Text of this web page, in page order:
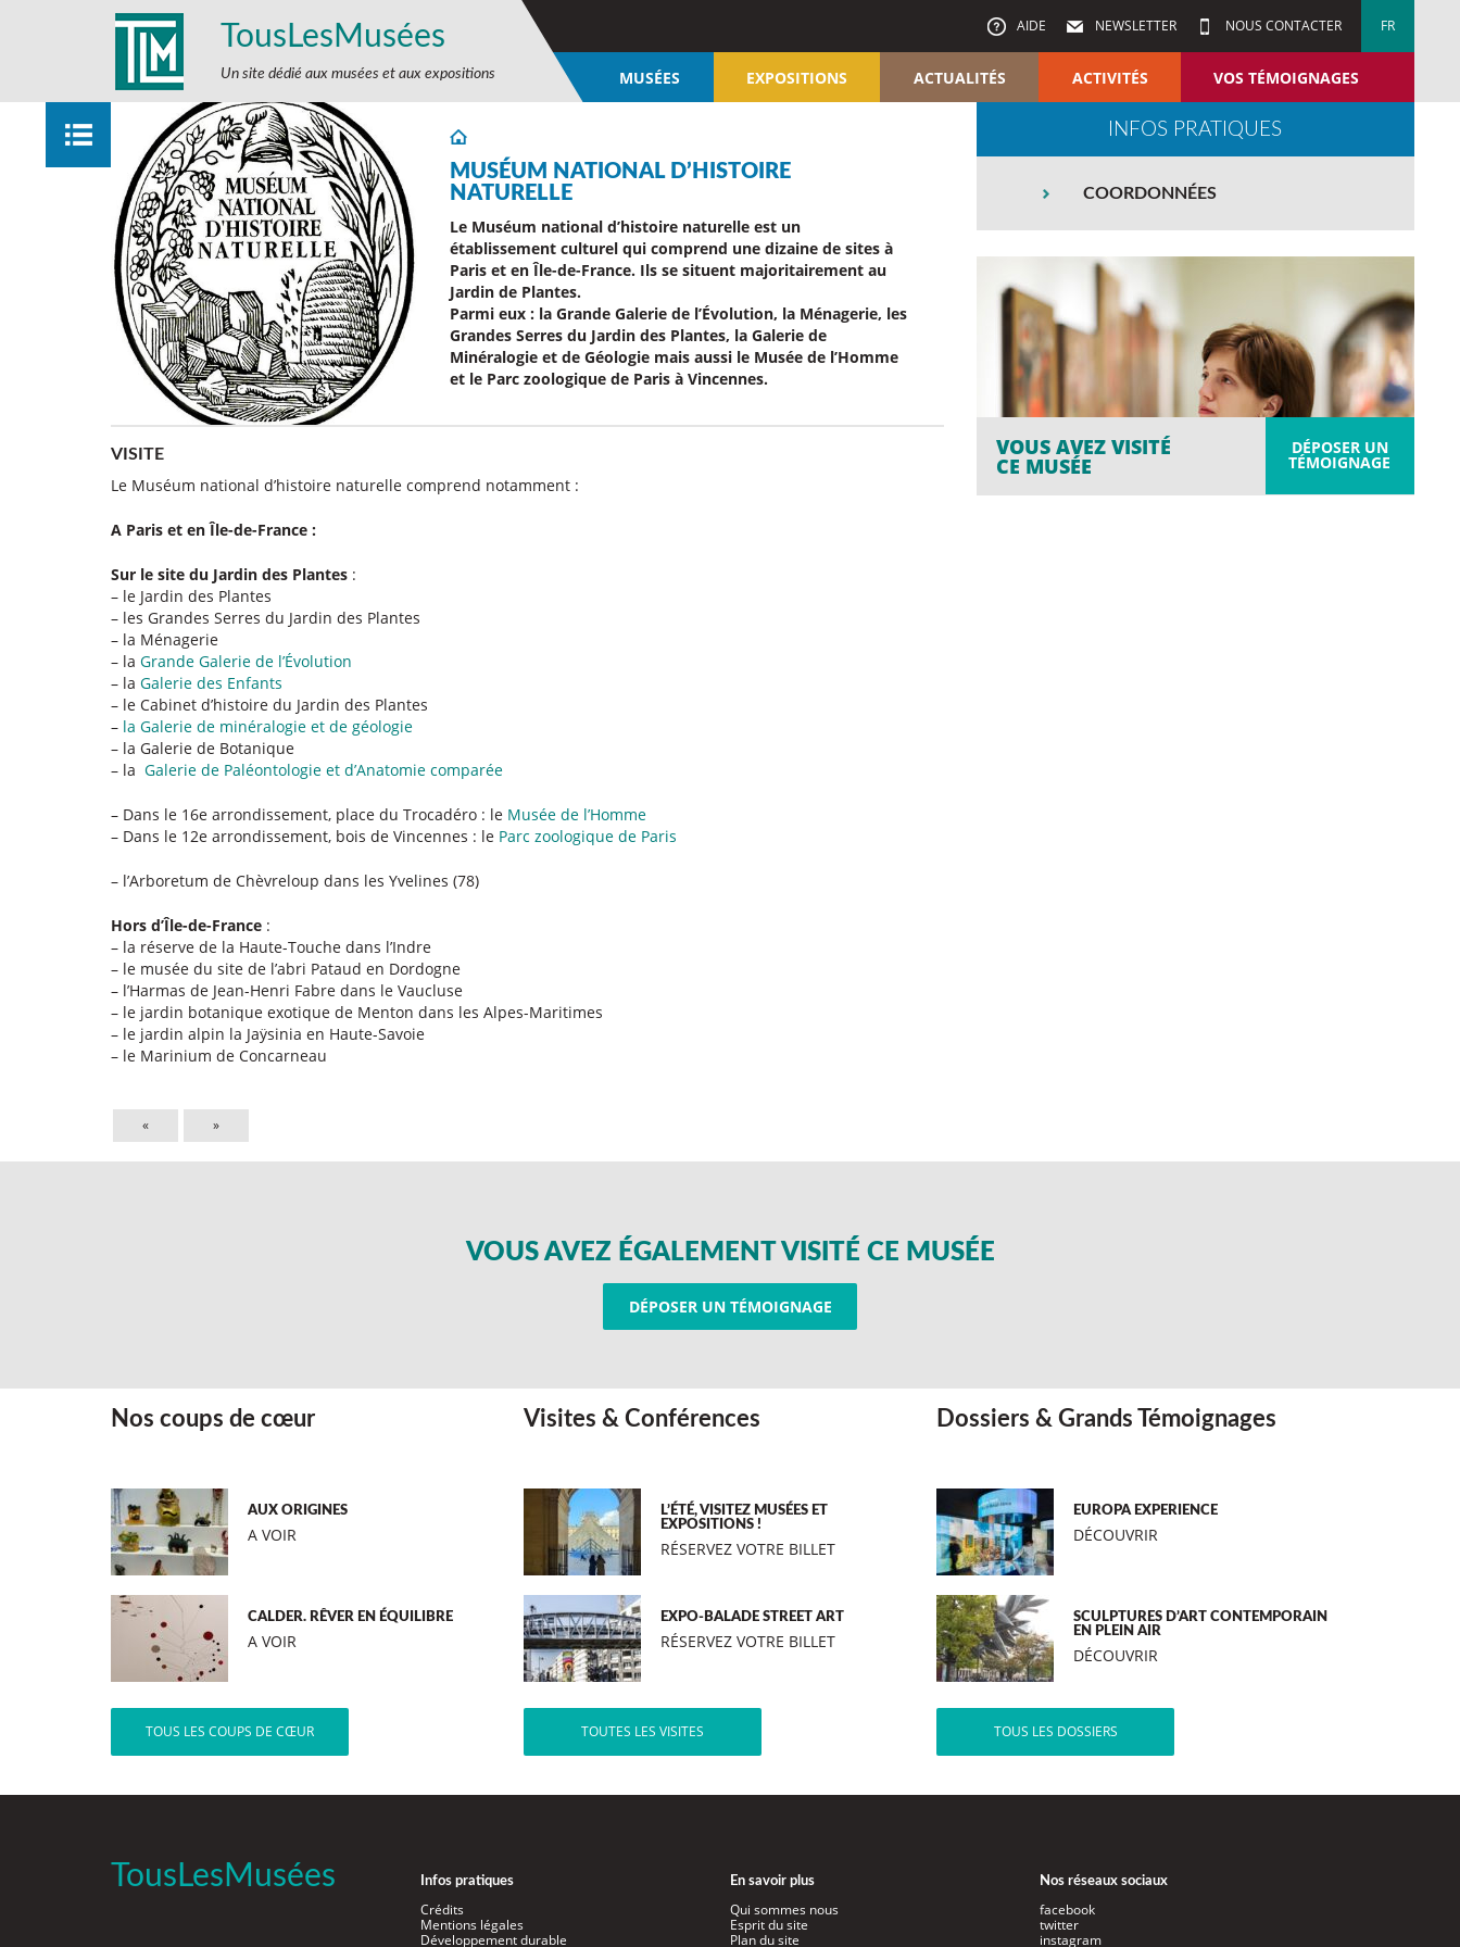
TousLesMusées
Un site dédié aux musées et aux expositions
AIDE NEWSLETTER NOUS CONTACTER FR
MUSÉES EXPOSITIONS ACTUALITÉS ACTIVITÉS VOS TÉMOIGNAGES
MUSÉUM NATIONAL D’HISTOIRE
NATURELLE
Le Muséum national d’histoire naturelle est un
établissement culturel qui comprend une dizaine de sites à
Paris et en Île-de-France. Ils se situent majoritairement au
Jardin de Plantes.
Parmi eux : la Grande Galerie de l’Évolution, la Ménagerie, les
Grandes Serres du Jardin des Plantes, la Galerie de
Minéralogie et de Géologie mais aussi le Musée de l’Homme
et le Parc zoologique de Paris à Vincennes.
VISITE
Le Muséum national d’histoire naturelle comprend notamment :
A Paris et en Île-de-France :
Sur le site du Jardin des Plantes :
– le Jardin des Plantes
– les Grandes Serres du Jardin des Plantes
– la Ménagerie
– la Grande Galerie de l’Évolution
– la Galerie des Enfants
– le Cabinet d’histoire du Jardin des Plantes
– la Galerie de minéralogie et de géologie
– la Galerie de Botanique
– la Galerie de Paléontologie et d’Anatomie comparée
– Dans le 16e arrondissement, place du Trocadéro : le Musée de l’Homme
– Dans le 12e arrondissement, bois de Vincennes : le Parc zoologique de Paris
– l’Arboretum de Chèvreloup dans les Yvelines (78)
Hors d’Île-de-France :
– la réserve de la Haute-Touche dans l’Indre
– le musée du site de l’abri Pataud en Dordogne
– l’Harmas de Jean-Henri Fabre dans le Vaucluse
– le jardin botanique exotique de Menton dans les Alpes-Maritimes
– le jardin alpin la Jaÿsinia en Haute-Savoie
– le Marinium de Concarneau
« »
INFOS PRATIQUES
COORDONNÉES
DÉPOSER UN
TÉMOIGNAGE
VOUS AVEZ VISITÉ
CE MUSÉE
VOUS AVEZ ÉGALEMENT VISITÉ CE MUSÉE
DÉPOSER UN TÉMOIGNAGE
Nos coups de cœur
AUX ORIGINES
A VOIR
CALDER. RÊVER EN ÉQUILIBRE
A VOIR
TOUS LES COUPS DE CŒUR
Visites & Conférences
L’ÉTÉ, VISITEZ MUSÉES ET
EXPOSITIONS !
RÉSERVEZ VOTRE BILLET
EXPO-BALADE STREET ART
RÉSERVEZ VOTRE BILLET
TOUTES LES VISITES
Dossiers & Grands Témoignages
EUROPA EXPERIENCE
DÉCOUVRIR
SCULPTURES D’ART CONTEMPORAIN
EN PLEIN AIR
DÉCOUVRIR
TOUS LES DOSSIERS
TousLesMusées Infos pratiques
Crédits
Mentions légales
Développement durable
En savoir plus
Qui sommes nous
Esprit du site
Plan du site
Nos réseaux sociaux
facebook
twitter
instagram